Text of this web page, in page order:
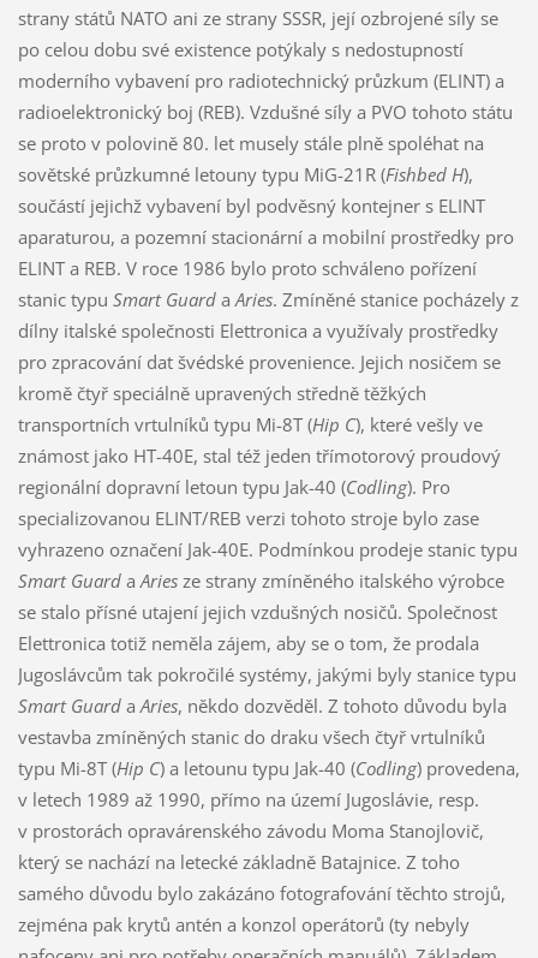
strany států NATO ani ze strany SSSR, její ozbrojené síly se
po celou dobu své existence potýkaly s nedostupností
moderního vybavení pro radiotechnický průzkum (ELINT) a
radioelektronický boj (REB). Vzdušné síly a PVO tohoto státu
se proto v polovině 80. let musely stále plně spoléhat na
sovětské průzkumné letouny typu MiG-21R (Fishbed H),
součástí jejichž vybavení byl podvěsný kontejner s ELINT
aparaturou, a pozemní stacionární a mobilní prostředky pro
ELINT a REB. V roce 1986 bylo proto schváleno pořízení
stanic typu Smart Guarda Aries. Zmíněné stanice pocházely z
dílny italské společnosti Elettronica a využívaly prostředky
pro zpracování dat švédské provenience. Jejich nosičem se
kromě čtyř speciálně upravených středně těžkých
transportních vrtulníků typu Mi-8T (Hip C), které vešly ve
známost jako HT-40E, stal též jeden třímotorový proudový
regionální dopravní letoun typu Jak-40 (Codling). Pro
specializovanou ELINT/REB verzi tohoto stroje bylo zase
vyhrazeno označení Jak-40E. Podmínkou prodeje stanic typu
Smart Guarda Ariesze strany zmíněného italského výrobce
se stalo přísné utajení jejich vzdušných nosičů. Společnost
Elettronica totiž neměla zájem, aby se o tom, že prodala
Jugoslávcům tak pokročilé systémy, jakými byly stanice typu
Smart Guarda Aries, někdo dozvěděl. Z tohoto důvodu byla
vestavba zmíněných stanic do draku všech čtyř vrtulníků
typu Mi-8T (Hip C) a letounu typu Jak-40 (Codling) provedena,
v letech 1989 až 1990, přímo na území Jugoslávie, resp.
v prostorách opravárenského závodu Moma Stanojlovič,
který se nachází na letecké základně Batajnice. Z toho
samého důvodu bylo zakázáno fotografování těchto strojů,
zejména pak krytů antén a konzol operátorů (ty nebyly